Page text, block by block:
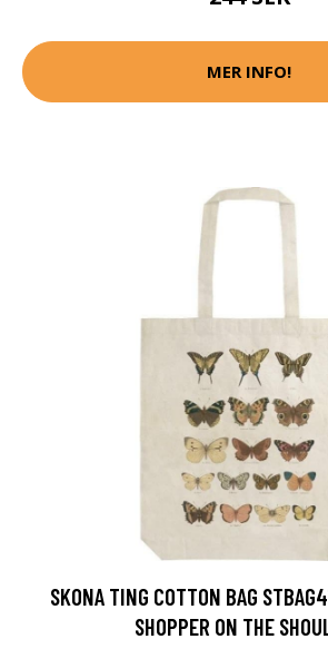
MER INFO!
SKONA TING COTTON BAG
SHOPPER ON THE